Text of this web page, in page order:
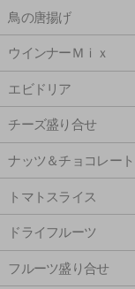
鳥の唐揚げ
ウインナーＭｉｘ
エビドリア
チーズ盛り合せ
ナッツ＆チョコレート
トマトスライス
ドライフルーツ
フルーツ盛り合せ